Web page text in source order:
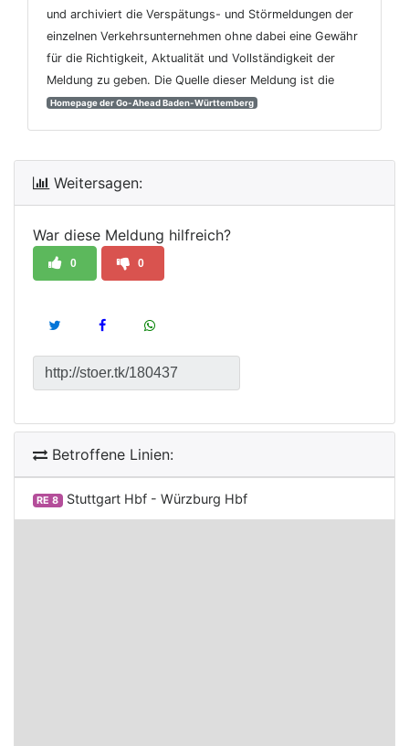
und archiviert die Verspätungs- und Störmeldungen der
einzelnen Verkehrsunternehmen ohne dabei eine Gewähr
für die Richtigkeit, Aktualität und Vollständigkeit der
Meldung zu geben. Die Quelle dieser Meldung ist die
Homepage der Go-Ahead Baden-Württemberg
Weitersagen:
War diese Meldung hilfreich?
0 0
Betroffene Linien:
RE 8 Stuttgart Hbf - Würzburg Hbf